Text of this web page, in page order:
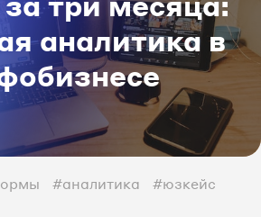
аналитика в
#аналитика #юзкейс